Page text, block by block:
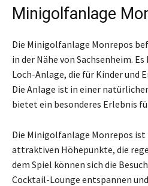
Minigolfanlage
Die Minigolfanlage Monrepos
in der Nähe von Sachsenheim.
Loch-Anlage, die für Kinder und
Die Anlage ist in einer
bietet ein besonderes Erlebnis
Die Minigolfanlage Monrepos
attraktiven Höhepunkte, die
dem Spiel können sich die
Cocktail-Lounge entspannen